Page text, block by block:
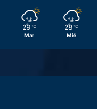
29 ℃
Mar
28 ℃
Mié